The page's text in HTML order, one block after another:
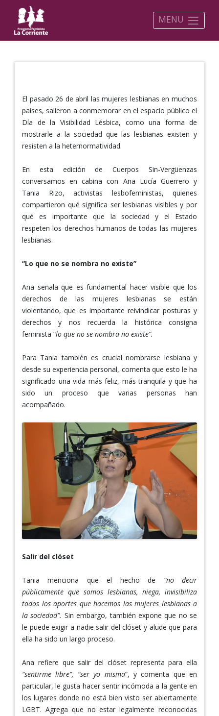
MENU
El pasado 26 de abril las mujeres lesbianas en muchos
países, salieron a conmemorar en el espacio público el
Día de la Visibilidad Lésbica, como una forma de
mostrarle a la sociedad que las lesbianas existen y
resisten a la heternormatividad.
En esta edición de Cuerpos Sin-Vergüenzas
conversamos en cabina con Ana Lucía Guerrero y
Tania Rizo, activistas lesbofeministas, quienes
compartieron qué significa ser lesbianas visibles y por
qué es importante que la sociedad y el Estado
respeten los derechos humanos de todas las mujeres
lesbianas.
“Lo que no se nombra no existe”
Ana señala que es fundamental hacer visible que los
derechos de las mujeres lesbianas se están
violentando, que es importante reivindicar posturas y
derechos y nos recuerda la histórica consigna
feminista “lo que no se nombra no existe”.
Para Tania también es crucial nombrarse lesbiana y
desde su experiencia personal, comenta que esto le ha
significado una vida más feliz, más tranquila y que ha
sido un proceso que varias personas han
acompañado.
Salir del clóset
Tania menciona que el hecho de “no decir
públicamente que somos lesbianas, niega, invisibiliza
todos los aportes que hacemos las mujeres lesbianas a
la sociedad”. Sin embargo, también expone que no se
le puede exigir a nadie salir del clóset y alude que para
ella ha sido un largo proceso.
Ana refiere que salir del clóset representa para ella
“sentirme libre”, “ser yo misma”, y comenta que en
particular, le gusta hacer sentir incómoda a la gente en
los lugares donde no está bien visto ser abiertamente
LGBT. Agrega que no estar legalmente reconocidas